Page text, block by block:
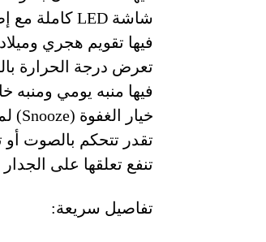
شاشة LED كاملة مع إضاءة ليلية تشوفها حتى بالظلام.
فيها تقويم هجري
تعرض درجة الحرارة
فيها منبه يومي ومنبه
خيار الغفوة (Snooze) لمدة 5 دقايق.
تقدر تتحكم بالصوت
تنفع تعلقها على
تفاصيل سريعة: